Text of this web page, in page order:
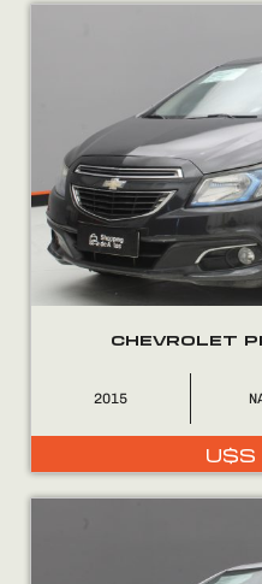
Encontranos
CHEVROLET
2015
U$S